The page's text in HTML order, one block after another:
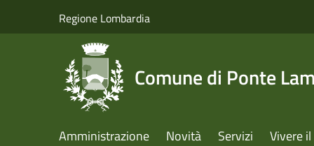
Regione Lombardia
Comune di Ponte
Amministrazione Novità Servizi Vivere